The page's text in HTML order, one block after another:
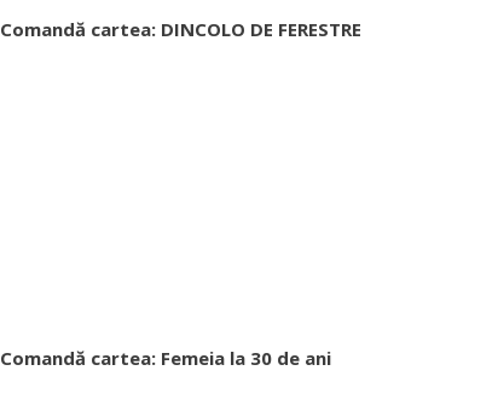
Comandă cartea: DINCOLO DE FERESTRE
Comandă cartea: Femeia la 30 de ani